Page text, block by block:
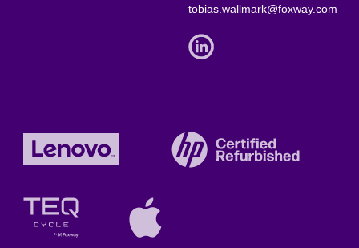
tobias.wallmark@foxway.com